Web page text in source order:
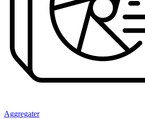
Aggregater